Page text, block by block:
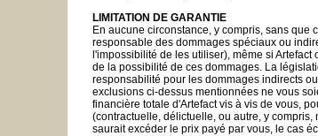
LIMITATION DE GARANTIE
En aucune circonstance, y compris, sans que
responsable des dommages spéciaux ou
l'impossibilité de les utiliser), même si
de la possibilité de ces dommages. La
responsabilité pour les dommages indirects
exclusions ci-dessus mentionnées ne vous
financière totale d'Artefact vis à vis de vous,
(contractuelle, délictuelle, ou autre, y
saurait excéder le prix payé par vous, le cas